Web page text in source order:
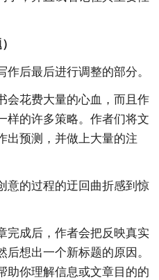
后最后进行调整的部分。
会花费大量的心血，而且作
样的许多策略。作者们将文
出预测，并做上大量的注
意的过程的迂回曲折感到惊
完成后，作者会把反映真实
想出一个新标题的原因。
助你理解信息或文章目的的